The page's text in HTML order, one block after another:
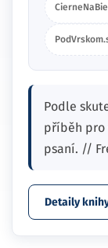
Podle
příběh pro
psaní. //
Detaily